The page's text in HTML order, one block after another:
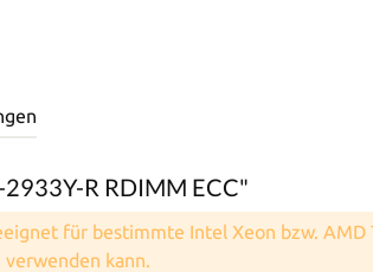
R RDIMM ECC"
für bestimmte Intel Xeon bzw. AMD
kann.